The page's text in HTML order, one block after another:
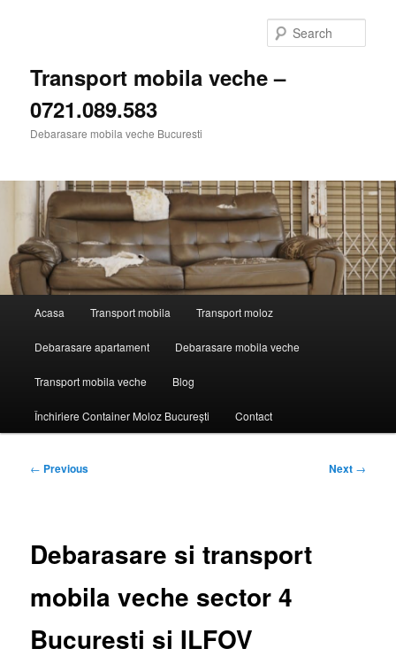
Transport mobila veche –
0721.089.583
Debarasare mobila veche Bucuresti
Acasa Transport mobila Transport moloz
Debarasare apartament Debarasare mobila veche
Transport mobila veche Blog
Închiriere Container Moloz București Contact
Post
← Previous Next →
Debarasare si transport
mobila veche sector 4
Bucuresti si ILFOV